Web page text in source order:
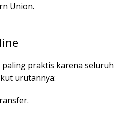
Union.
paling praktis karena seluruh
urutannya: